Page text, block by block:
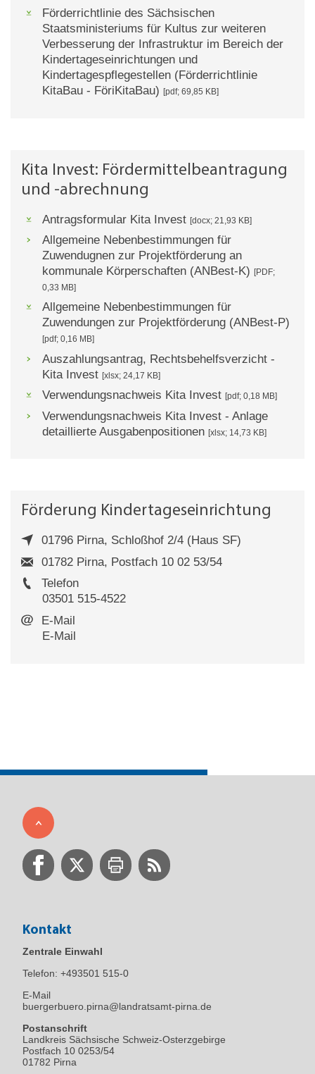
Förderrichtlinie des Sächsischen
Staatsministeriums für Kultus zur weiteren
Verbesserung der Infrastruktur im Bereich der
Kindertageseinrichtungen und
Kindertagespflegestellen (Förderrichtlinie
KitaBau - FöriKitaBau) [pdf; 69,85 KB]
Kita Invest: Fördermittelbeantragung
und -abrechnung
Antragsformular Kita Invest [docx; 21,93 KB]
Allgemeine Nebenbestimmungen für
Zuwendugnen zur Projektförderung an
kommunale Körperschaften (ANBest-K) [PDF;
0,33 MB]
Allgemeine Nebenbestimmungen für
Zuwendungen zur Projektförderung (ANBest-P)
[pdf; 0,16 MB]
Auszahlungsantrag, Rechtsbehelfsverzicht -
Kita Invest [xlsx; 24,17 KB]
Verwendungsnachweis Kita Invest [pdf; 0,18 MB]
Verwendungsnachweis Kita Invest - Anlage
detaillierte Ausgabenpositionen [xlsx; 14,73 KB]
Förderung Kindertageseinrichtung
01796 Pirna, Schloßhof 2/4 (Haus SF)
01782 Pirna, Postfach 10 02 53/54
Telefon
03501 515-4522
E-Mail
E-Mail
Kontakt
Zentrale Einwahl
Telefon: +493501 515-0
E-Mail
buergerbuero.pirna@landratsamt-pirna.de
Postanschrift
Landkreis Sächsische Schweiz-Osterzgebirge
Postfach 10 0253/54
01782 Pirna